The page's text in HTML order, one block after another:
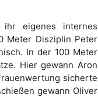
ihr eigenes internes
Meter Disziplin Peter
In der 100 Meter
Hier gewann Aron
sicherte
gewann Oliver